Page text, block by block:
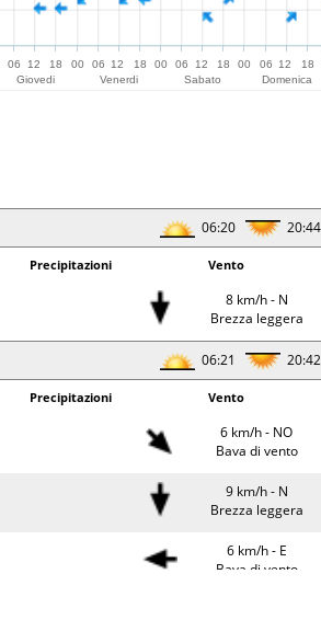
06
12
Giovedi
18 00 06
12
Venerdi
18 00 06
12
Sabato
18 00 06
12
Domenica
18
06:20
Precipitazioni Vento
8 km/h - N
Brezza leggera
06:21
Precipitazioni Vento
6 km/h - NO
Bava di vento
9 km/h - N
Brezza leggera
6 km/h - E
Bava di vento